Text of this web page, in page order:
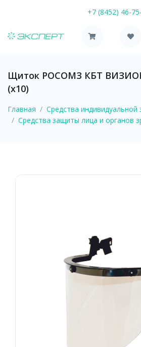
+7 (8452) 46-
Щиток РОСОМЗ КБТ
(х10)
Главная
Средства
Средства защиты лица и органов